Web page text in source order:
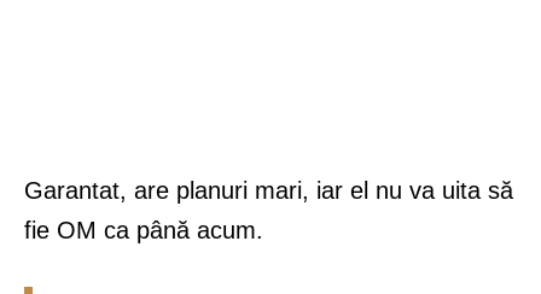
Garantat, are planuri mari, iar el nu va uita să
fie OM ca până acum.